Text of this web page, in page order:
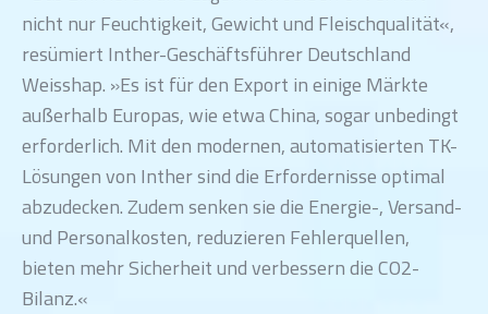
nicht nur Feuchtigkeit, Gewicht und Fleischqualität«,
resümiert Inther-Geschäftsführer Deutschland
Weisshap. »Es ist für den Export in einige Märkte
außerhalb Europas, wie etwa China, sogar unbedingt
erforderlich. Mit den modernen, automatisierten TK-
Lösungen von Inther sind die Erfordernisse optimal
abzudecken. Zudem senken sie die Energie-, Versand-
und Personalkosten, reduzieren Fehlerquellen,
bieten mehr Sicherheit und verbessern die CO2-
Bilanz.«